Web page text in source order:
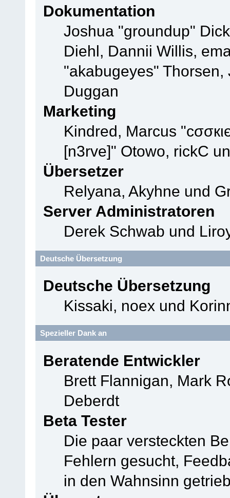
Dokumentation
Joshua "groundup"
Diehl, Dannii Willis,
"akabugeyes"
Duggan
Marketing
Kindred, Marcus
[n3rve]" Otowo, rickC
Übersetzer
Relyana, Akyhne und
Server Administratoren
Derek Schwab und
Deutsche Übersetzung
Deutsche Übersetzung
Kissaki, noex und
Spezieller Dank an
Beratende Entwickler
Brett Flannigan, Mark
Deberdt
Beta Tester
Die paar versteckten
Fehlern gesucht,
in den Wahnsinn